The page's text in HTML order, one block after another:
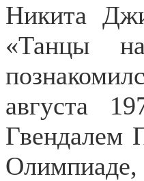
Никита
«Танцы
августа
Гвендалем